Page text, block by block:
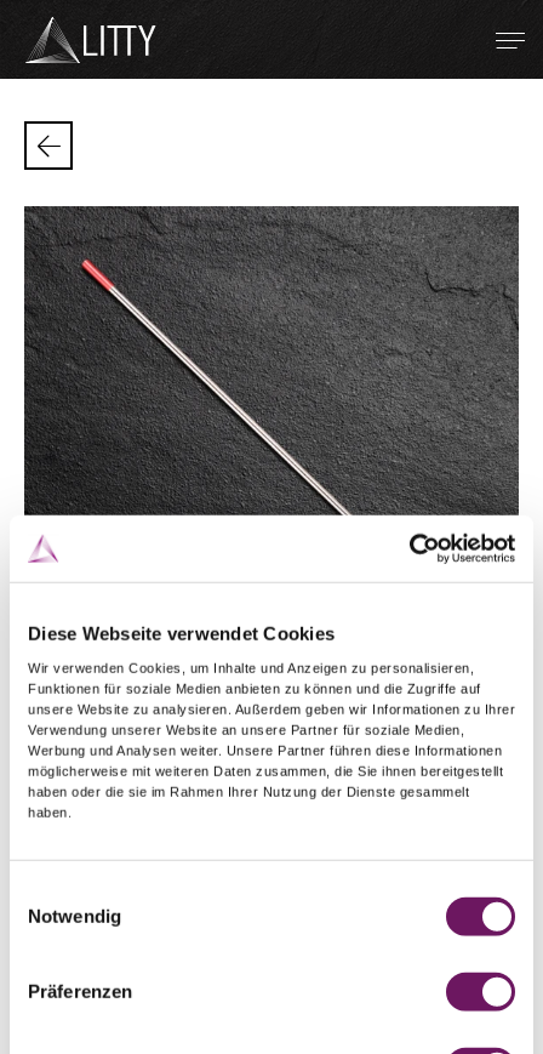
Diese Webseite verwendet Cookies
Wir verwenden Cookies, um Inhalte und Anzeigen zu personalisieren,
Funktionen für soziale Medien anbieten zu können und die Zugriffe auf
unsere Website zu analysieren. Außerdem geben wir Informationen zu Ihrer
Verwendung unserer Website an unsere Partner für soziale Medien,
Werbung und Analysen weiter. Unsere Partner führen diese Informationen
möglicherweise mit weiteren Daten zusammen, die Sie ihnen bereitgestellt
haben oder die sie im Rahmen Ihrer Nutzung der Dienste gesammelt
haben.
Notwendig
Präferenzen
Zum Inhalt
Soudage TIG
Soudage par résistance
Projection plasma
Société
Pour l’acier au carbone, les aciers inoxydables, le bronze
au silicium, le cuivre, le bronze, le titane